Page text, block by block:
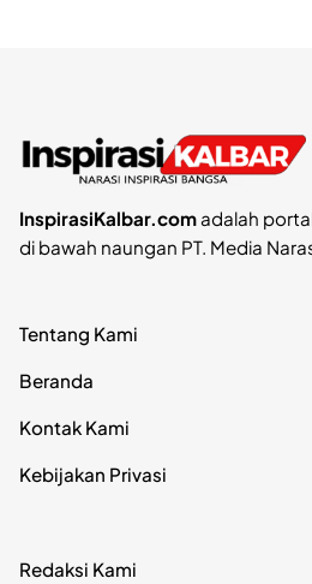
InspirasiKalbar.comadalah
di bawah naungan PT. Media
Tentang Kami
Beranda
Kontak Kami
Kebijakan Privasi
Redaksi Kami